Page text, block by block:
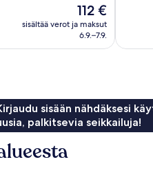
Hinta
112 €
112 €
sisältää verot ja maksut
6.9.–7.9.
sisään nähdäksesi
palkitsevia seikkailuja!